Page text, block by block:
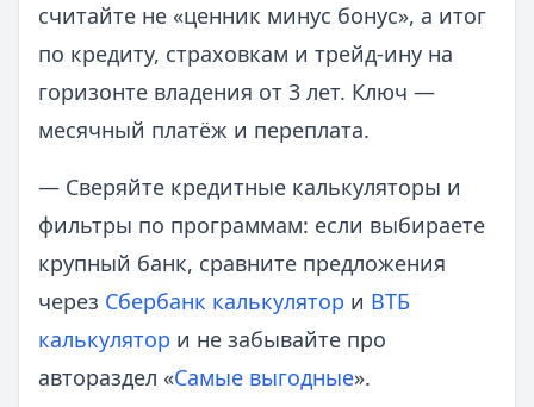
считайте не «ценник минус бонус», а итог
по кредиту, страховкам и трейд‑ину на
горизонте владения от 3 лет. Ключ —
месячный платёж и переплата.
— Сверяйте кредитные калькуляторы и
фильтры по программам: если выбираете
крупный банк, сравните предложения
через Сбербанк калькулятор и ВТБ
калькулятор и не забывайте про
автораздел «Самые выгодные».